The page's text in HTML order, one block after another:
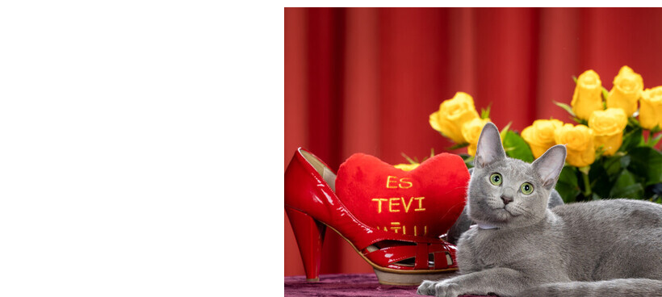
Печать в течение 1 часа в Риге
Различные форматы и виды бумаги